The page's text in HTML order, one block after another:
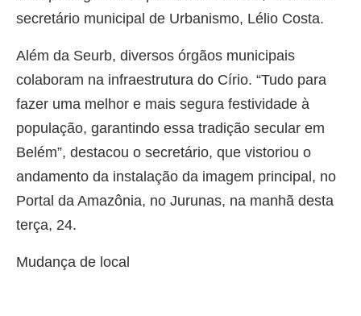
secretário municipal de Urbanismo, Lélio Costa.
Além da Seurb, diversos órgãos municipais
colaboram na infraestrutura do Círio. “Tudo para
fazer uma melhor e mais segura festividade à
população, garantindo essa tradição secular em
Belém”, destacou o secretário, que vistoriou o
andamento da instalação da imagem principal, no
Portal da Amazônia, no Jurunas, na manhã desta
terça, 24.
Mudança de local